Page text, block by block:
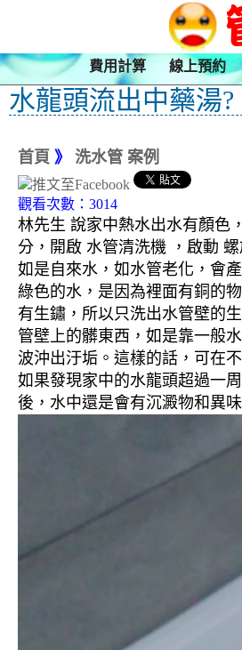
費用計算 線上預約
水龍頭流出中藥湯
首頁 》 洗水管 案例
觀看次數：3014
林先生 說家中熱水出水有顏色
分，開啟 水管清洗機 ，啟動
如是自來水，如水管老化，會
綠色的水，是因為裡面有銅的
有生鏽，所以只洗出水管壁的生
管壁上的髒東西，如是靠一般
波沖出汙垢。這樣的話，可在
如果發現家中的水龍頭超過一
後，水中還是會有沉澱物和異